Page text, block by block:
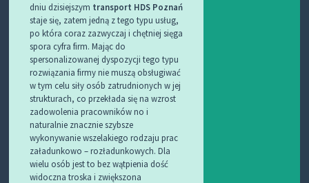
dniu dzisiejszym transport HDS Poznań
staje się, zatem jedną z tego typu usług,
po która coraz zazwyczaj i chętniej sięga
spora cyfra firm. Mając do
spersonalizowanej dyspozycji tego typu
rozwiązania firmy nie muszą obsługiwać
w tym celu siły osób zatrudnionych w jej
strukturach, co przekłada się na wzrost
zadowolenia pracowników no i
naturalnie znacznie szybsze
wykonywanie wszelakiego rodzaju prac
załadunkowo – rozładunkowych. Dla
wielu osób jest to bez wątpienia dość
widoczna troska i zwiększona